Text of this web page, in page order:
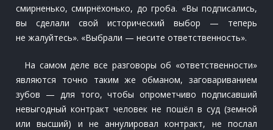
смирненько, смирнёхонько, до гроба. «Вы подписались,
вы сделали свой исторический выбор — теперь
не жалуйтесь». «Выбрали — несите ответственность».
На самом деле все разговоры об «ответственности»
являются точно таким же обманом, заговариванием
зубов — для того, чтобы опрометчиво подписавший
невыгодный контракт человек не пошёл в суд (земной
или высший) и не аннулировал контракт, не послал